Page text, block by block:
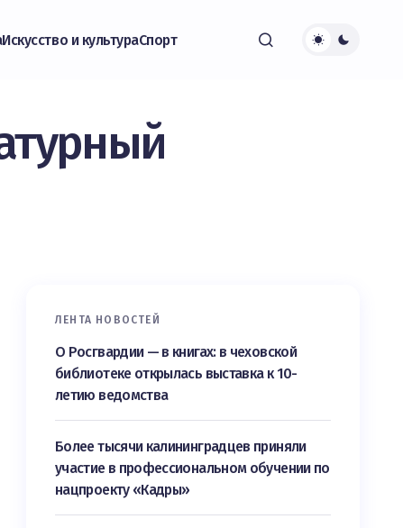
Искусство и культураСпорт
ЛЕНТА НОВОСТЕЙ
О Росгвардии — в книгах: в чеховской
библиотеке открылась выставка к 10-
летию ведомства
Более тысячи калининградцев приняли
участие в профессиональном обучении по
нацпроекту «Кадры»